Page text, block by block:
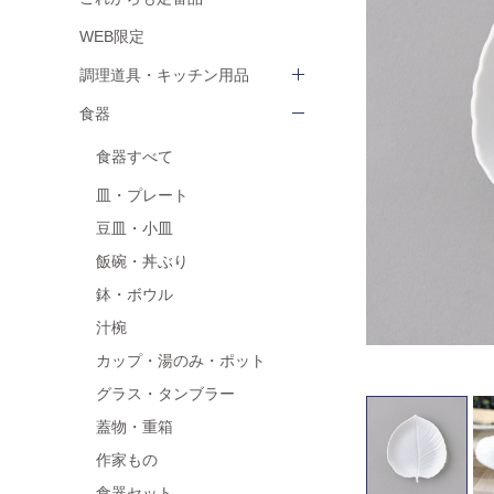
WEB限定
調理道具・キッチン用品
食器
食器すべて
皿・プレート
豆皿・小皿
飯碗・丼ぶり
鉢・ボウル
汁椀
カップ・湯のみ・ポット
グラス・タンブラー
蓋物・重箱
作家もの